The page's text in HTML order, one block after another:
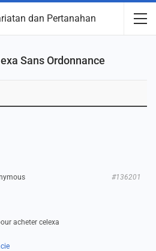
dan Pertanahan
Sans Ordonnance
#136201
acheter celexa